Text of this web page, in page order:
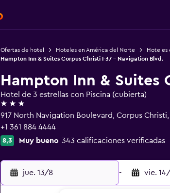
Ofertas de hotel Hoteles en América del Norte Hoteles
Hampton Inn & Suites Corpus Christi I-37 - Navigation Blvd.
Hampton Inn & Suites
Hotel de 3 estrellas con Piscina (cubierta)
3 estrellas
917 North Navigation Boulevard, Corpus Christi,
+1 361 884 4444
8,3 Muy bueno 343 calificaciones verificadas
jue. 13/8 - vie.